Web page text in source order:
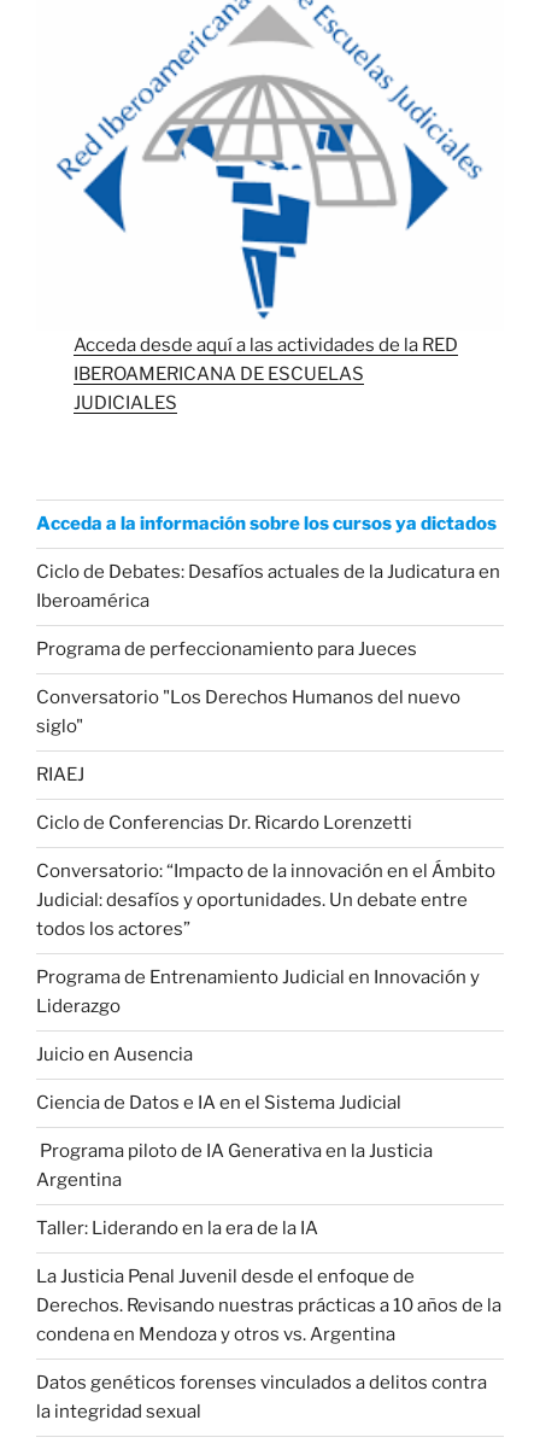
Acceda desde aquí a las actividades de la RED
IBEROAMERICANA DE ESCUELAS
JUDICIALES
Acceda a la información sobre los cursos ya dictados
Ciclo de Debates: Desafíos actuales de la Judicatura en
Iberoamérica
Programa de perfeccionamiento para Jueces
Conversatorio "Los Derechos Humanos del nuevo
siglo"
RIAEJ
Ciclo de Conferencias Dr. Ricardo Lorenzetti
Conversatorio: “Impacto de la innovación en el Ámbito
Judicial: desafíos y oportunidades. Un debate entre
todos los actores”
Programa de Entrenamiento Judicial en Innovación y
Liderazgo
Juicio en Ausencia
Ciencia de Datos e IA en el Sistema Judicial
Programa piloto de IA Generativa en la Justicia
Argentina
Taller: Liderando en la era de la IA
La Justicia Penal Juvenil desde el enfoque de
Derechos. Revisando nuestras prácticas a 10 años de la
condena en Mendoza y otros vs. Argentina
Datos genéticos forenses vinculados a delitos contra
la integridad sexual